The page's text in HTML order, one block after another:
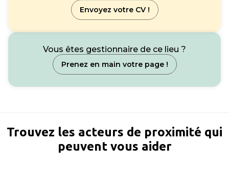
Envoyez votre CV !
Vous êtes gestionnaire de ce lieu ?
Prenez en main votre page !
Trouvez les acteurs de proximité qui
peuvent vous aider